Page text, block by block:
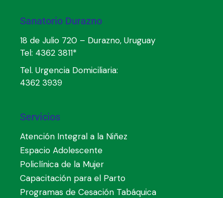
Sanatorio Durazno
18 de Julio 720 – Durazno, Uruguay
Tel: 4362 3811*
Tel. Urgencia Domiciliaria:
4362 3939
Servicios
Atención Integral a la Niñez
Espacio Adolescente
Policlínica de la Mujer
Capacitación para el Parto
Programas de Cesación Tabáquica